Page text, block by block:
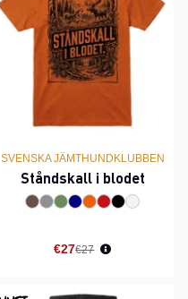
SVENSKA JÄMTHUNDKLUBBEN
Ståndskall i blodet
€27 Normaali hinta
€27